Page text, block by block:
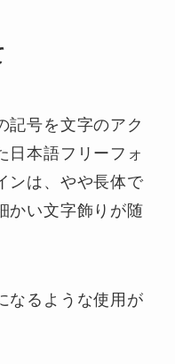
記号を文字のアク
日本語フリーフォ
ンは、やや長体で
かい文字飾りが随
なるような使用が